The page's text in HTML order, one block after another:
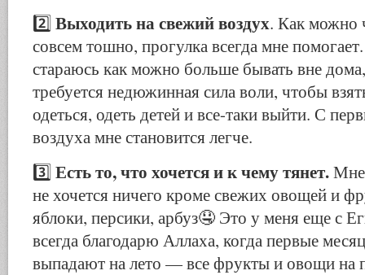
2️⃣Выходить на свежий воздух. Как можно
совсем тошно, прогулка всегда мне
стараюсь как можно больше бывать вне
требуется недюжинная сила воли, чтобы
одеться, одеть детей и все-таки выйти. С
воздуха мне становится легче.
3️⃣Есть то, что хочется и к чему тянет.Мне
не хочется ничего кроме свежих овощей и
яблоки, персики, арбуз🤤 Это у меня еще с
всегда благодарю Аллаха, когда первые
выпадают на лето — все фрукты и овощи на